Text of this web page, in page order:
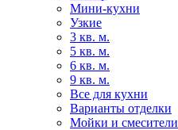
Мини-кухни
Узкие
3 кв. м.
5 кв. м.
6 кв. м.
9 кв. м.
Все для кухни
Варианты отделки
Мойки и смесители